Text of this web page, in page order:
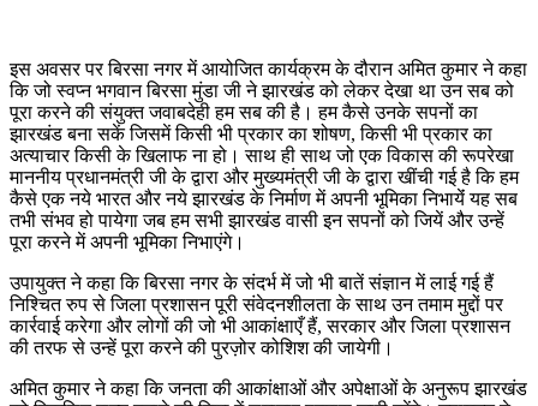
इस अवसर पर बिरसा नगर में आयोजित कार्यक्रम के दौरान अमित कुमार ने कहा
कि जो स्वप्न भगवान बिरसा मुंडा जी ने झारखंड को लेकर देखा था उन सब को
पूरा करने की संयुक्त जवाबदेही हम सब की है। हम कैसे उनके सपनों का
झारखंड बना सकें जिसमें किसी भी प्रकार का शोषण, किसी भी प्रकार का
अत्याचार किसी के खिलाफ ना हो। साथ ही साथ जो एक विकास की रूपरेखा
माननीय प्रधानमंत्री जी के द्वारा और मुख्यमंत्री जी के द्वारा खींची गई है कि हम
कैसे एक नये भारत और नये झारखंड के निर्माण में अपनी भूमिका निभायेंं यह सब
तभी संभव हो पायेगा जब हम सभी झारखंड वासी इन सपनों को जियें और उन्हें
पूरा करने में अपनी भूमिका निभाएंगे।
उपायुक्त ने कहा कि बिरसा नगर के संदर्भ में जो भी बातें संज्ञान में लाई गई हैं
निश्चित रुप से जिला प्रशासन पूरी संवेदनशीलता के साथ उन तमाम मुद्दों पर
कार्रवाई करेगा और लोगों की जो भी आकांक्षाएँ हैं, सरकार और जिला प्रशासन
की तरफ से उन्हें पूरा करने की पुरज़ोर कोशिश की जायेगी।
अमित कुमार ने कहा कि जनता की आकांक्षाओं और अपेक्षाओं के अनुरूप झारखंड